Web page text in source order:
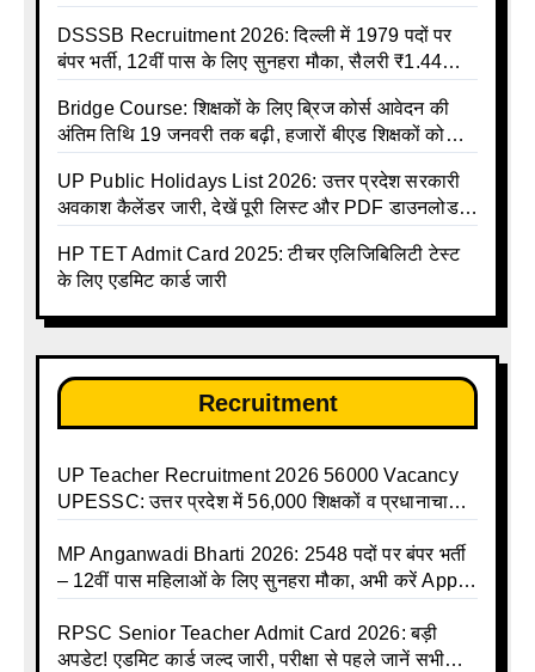
DSSSB Recruitment 2026: दिल्ली में 1979 पदों पर
बंपर भर्ती, 12वीं पास के लिए सुनहरा मौका, सैलरी ₹1.44
Bridge Course: शिक्षकों के लिए ब्रिज कोर्स आवेदन की
अंतिम तिथि 19 जनवरी तक बढ़ी, हजारों बीएड शिक्षकों को
UP Public Holidays List 2026: उत्तर प्रदेश सरकारी
अवकाश कैलेंडर जारी, देखें पूरी लिस्ट और PDF डाउनलोड
talika | Sarkari Avkash Talika | Up Holidays List |
Holidays Calendar
HP TET Admit Card 2025: टीचर एलिजिबिलिटी टेस्ट
के लिए एडमिट कार्ड जारी
Recruitment
UP Teacher Recruitment 2026 56000 Vacancy
UPESSC: उत्तर प्रदेश में 56,000 शिक्षकों व प्रधानाचार्यों
MP Anganwadi Bharti 2026: 2548 पदों पर बंपर भर्ती
– 12वीं पास महिलाओं के लिए सुनहरा मौका, अभी करें Apply
RPSC Senior Teacher Admit Card 2026: बड़ी
अपडेट! एडमिट कार्ड जल्द जारी, परीक्षा से पहले जानें सभी